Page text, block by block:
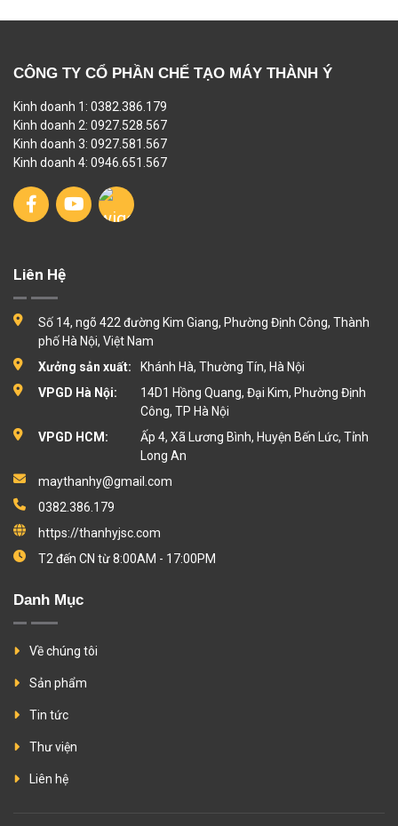
CÔNG TY CỔ PHẦN CHẾ TẠO MÁY THÀNH Ý
Kinh doanh 1: 0382.386.179
Kinh doanh 2: 0927.528.567
Kinh doanh 3: 0927.581.567
Kinh doanh 4: 0946.651.567
Liên Hệ
Số 14, ngõ 422 đường Kim Giang, Phường Định Công, Thành
phố Hà Nội, Việt Nam
Xưởng sản xuất:
Khánh Hà, Thường Tín, Hà Nội
VPGD Hà Nội:
14D1 Hồng Quang, Đại Kim, Phường Định
Công, TP Hà Nội
VPGD HCM:
Ấp 4, Xã Lương Bình, Huyện Bến Lức, Tỉnh
Long An
maythanhy@gmail.com
0382.386.179
https://thanhyjsc.com
T2 đến CN từ 8:00AM - 17:00PM
Danh Mục
Về chúng tôi
Sản phẩm
Tin tức
Thư viện
Liên hệ